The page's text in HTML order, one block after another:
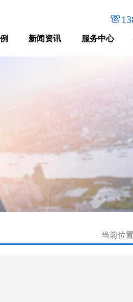

新闻资讯 服务中心
当前位置